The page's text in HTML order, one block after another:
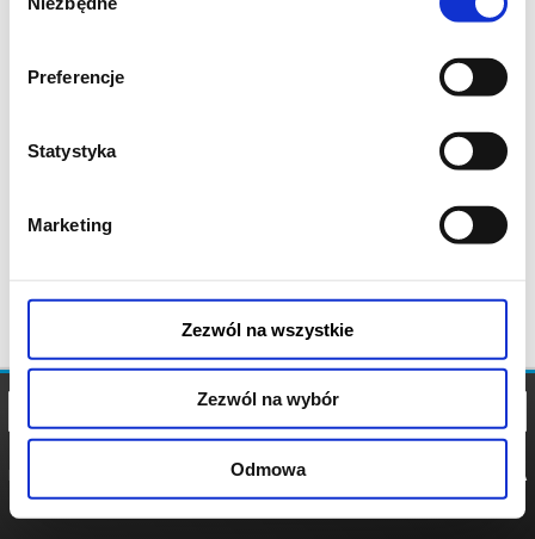
zgody
Preferencje
Statystyka
Marketing
Zezwól na wszystkie
Zezwól na wybór
Odmowa
POLITYKA
POLITYKA